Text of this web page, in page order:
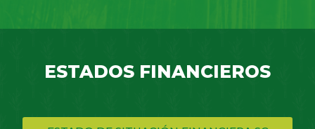
ESTADOS FINANCIEROS